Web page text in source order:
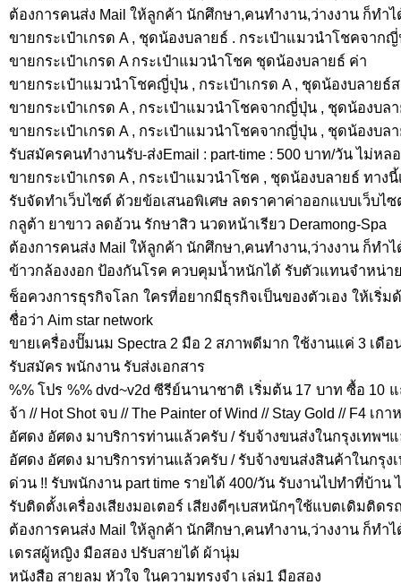
ต้องการคนส่ง Mail ให้ลูกค้า นักศึกษา,คนทำงาน,ว่างงาน ก็ทำไ
ขายกระเป๋าเกรด A , ชุดน้องบลายธ์ . กระเป๋าแมวนำโชคจาก
ขายกระเป๋าเกรด A กระเป๋าแมวนำโชค ชุดน้องบลายธ์ ค่า
ขายกระเป๋าแมวนำโชคญี่ปุ่น , กระเป๋าเกรด A , ชุดน้องบลายธ์
ขายกระเป๋าเกรด A , กระเป๋าแมวนำโชคจากญี่ปุ่น , ชุดน้องบล
ขายกระเป๋าเกรด A , กระเป๋าแมวนำโชคจากญี่ปุ่น , ชุดน้องบล
รับสมัครคนทำงานรับ-ส่งEmail : part-time : 500 บาท/วัน ไม่หล
ขายกระเป๋าเกรด A , กระเป๋าแมวนำโชค , ชุดน้องบลายธ์ ทางนี้
รับจัดทำเว็บไซต์ ด้วยข้อเสนอพิเศษ ลดราคาค่าออกแบบเว็บไซ
กลูต้า ยาขาว ลดอ้วน รักษาสิว นวดหน้าเรียว Deramong-Spa
ต้องการคนส่ง Mail ให้ลูกค้า นักศึกษา,คนทำงาน,ว่างงาน ก็ทำไ
ข้าวกล้องงอก ป้องกันโรค ควบคุมน้ำหนักได้ รับตัวแทนจำหน่า
ช็อควงการธุรกิจโลก ใครที่อยากมีธุรกิจเป็นของตัวเอง ให้เริ่ม
ชื่อว่า Aim star network
ขายเครื่องปั๊มนม Spectra 2 มือ 2 สภาพดีมาก ใช้งานแค่ 3 เดือ
รับสมัคร พนักงาน รับส่งเอกสาร
%% โปร %% dvd~v2d ซีรีย์นานาชาติ เริ่มต้น 17 บาท ซื้อ 10
จ้า // Hot Shot จบ // The Painter of Wind // Stay Gold // F4 เก
อัศดง อัศดง มาบริการท่านแล้วครับ / รับจ้างขนส่งในกรุงเทพ
อัศดง อัศดง มาบริการท่านแล้วครับ / รับจ้างขนส่งสินค้าในกรุ
ด่วน !! รับพนักงาน part time รายได้ 400/วัน รับงานไปทำที่บ้าน
รับติดตั้งเครื่องเสียงมอเตอร์ เสียงดีๆเบสหนักๆใช้แบตเดิมติดร
ต้องการคนส่ง Mail ให้ลูกค้า นักศึกษา,คนทำงาน,ว่างงาน ก็ทำไ
เดรสผู้หญิง มือสอง ปรับสายได้ ผ้านุ่ม
หนังสือ สายลม หัวใจ ในความทรงจำ เล่ม1 มือสอง